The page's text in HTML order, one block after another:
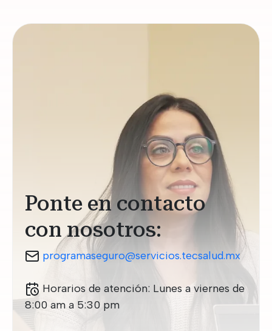
Ponte en contacto
con nosotros:
programaseguro@servicios.tecsalud.mx
Horarios de atención: Lunes a viernes de
8:00 am a 5:30 pm